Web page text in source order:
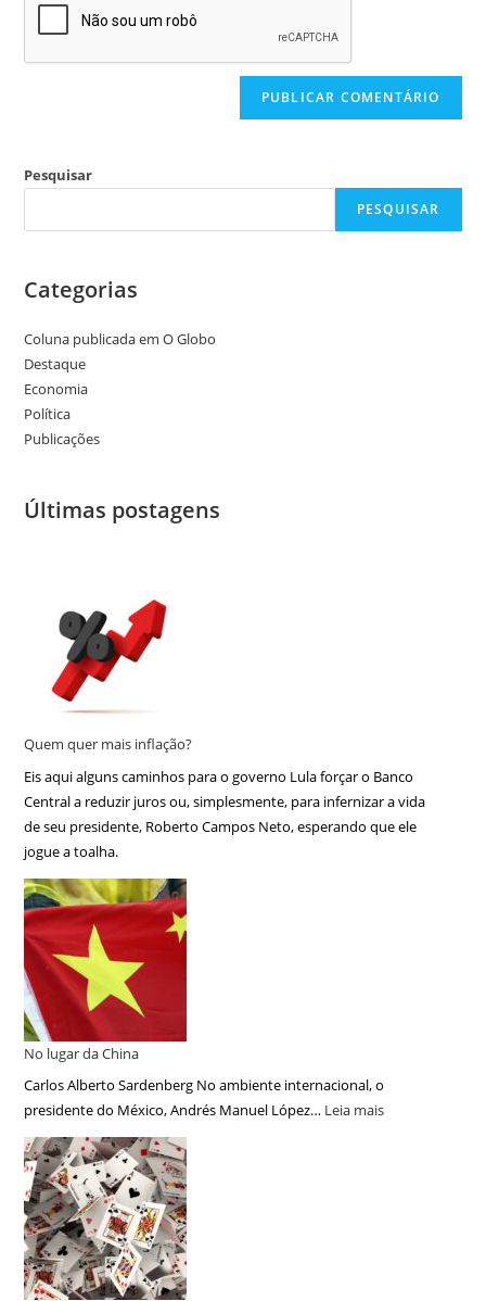
Pesquisar
PESQUISAR
Categorias
Coluna publicada em O Globo
Destaque
Economia
Política
Publicações
Últimas postagens
Quem quer mais inflação?
Eis aqui alguns caminhos para o governo Lula forçar o Banco
Central a reduzir juros ou, simplesmente, para infernizar a vida
de seu presidente, Roberto Campos Neto, esperando que ele
jogue a toalha.
No lugar da China
Carlos Alberto Sardenberg No ambiente internacional, o
presidente do México, Andrés Manuel López… Leia mais